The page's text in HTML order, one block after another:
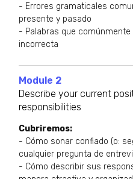
- Errores gramaticales
presente y pasado
- Palabras que
incorrecta
Module 2
Describe your current
responsibilities
Cubriremos:
- Cómo sonar confiado (o:
cualquier pregunta de
- Cómo describir sus